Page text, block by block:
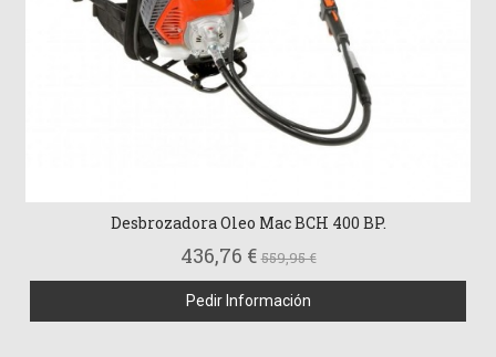
Desbrozadora Oleo Mac BCH 400 BP.
436,76 €559,95 €
Pedir Información